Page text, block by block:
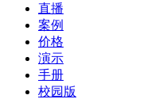
直播
案例
价格
演示
手册
校园版